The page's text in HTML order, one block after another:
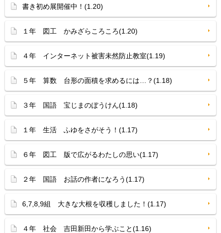
書き初め展開催中！(1.20)
１年 図工 かみざらころころ(1.20)
４年 インターネット被害未然防止教室(1.19)
５年 算数 台形の面積を求めるには…？(1.18)
３年 国語 宝じまのぼうけん(1.18)
１年 生活 ふゆをさがそう！(1.17)
６年 図工 版で広がるわたしの思い(1.17)
２年 国語 お話の作者になろう(1.17)
6,7,8,9組 大きな大根を収穫しました！(1.17)
４年 社会 吉田新田から学ぶこと(1.16)